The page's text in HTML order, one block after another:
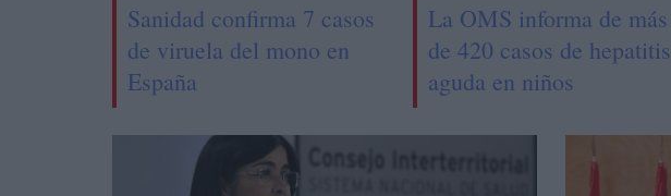
Sanidad confirma 7 casos
de viruela del mono en
España
La OMS informa de más
de 420 casos de hepatitis
aguda en niños